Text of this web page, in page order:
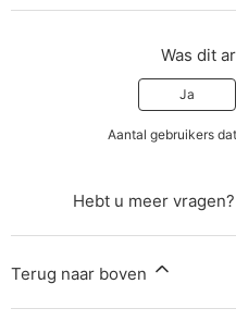
Was dit
Ja
Aantal gebruikers
Hebt u meer vragen?
Terug naar boven